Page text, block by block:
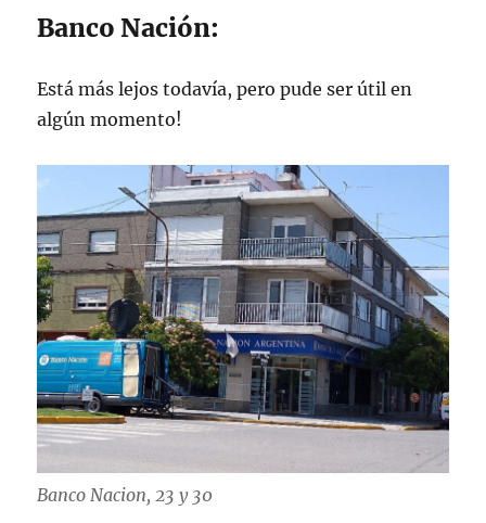
Banco Nación:
Está más lejos todavía, pero pude ser útil en
algún momento!
Banco Nacion, 23 y 30